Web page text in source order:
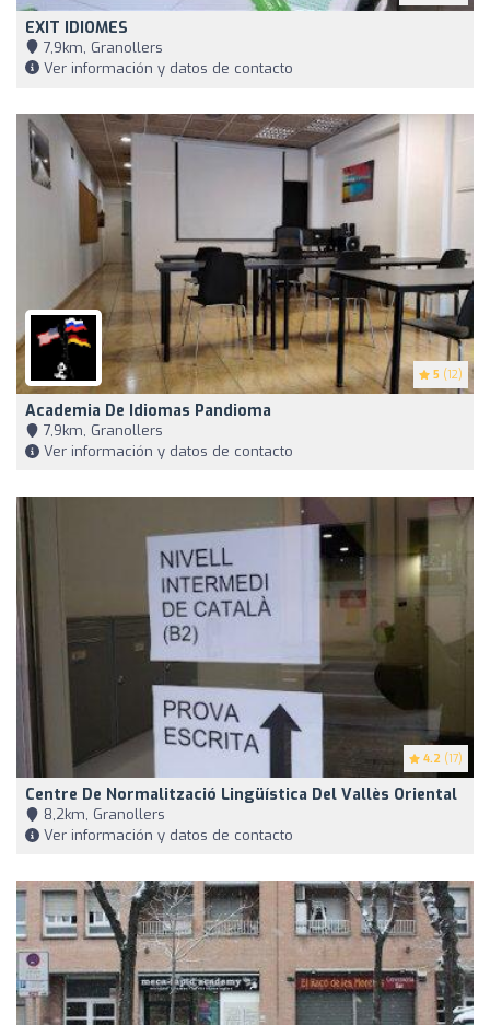
EXIT IDIOMES
7,9km, Granollers
Ver información y datos de contacto
5 (12)
Academia De Idiomas Pandioma
7,9km, Granollers
Ver información y datos de contacto
4.2 (17)
Centre De Normalització Lingüística Del Vallès Oriental
8,2km, Granollers
Ver información y datos de contacto